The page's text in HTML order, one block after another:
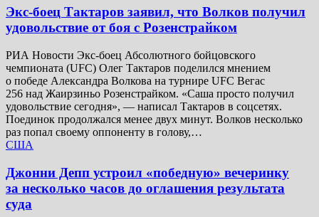
Экс-боец Тактаров заявил, что Волков получил
удовольствие от боя с Розенстрайком
РИА Новости Экс-боец Абсолютного бойцовского
чемпионата (UFC) Олег Тактаров поделился мнением
о победе Александра Волкова на турнире UFC Вегас
256 над Жаирзиньо Розенстрайком. «Саша просто получил
удовольствие сегодня», — написал Тактаров в соцсетях.
Поединок продолжался менее двух минут. Волков несколько
раз попал своему оппоненту в голову,…
США
Джонни Депп устроил «победную» вечеринку
за несколько часов до оглашения результата
суда